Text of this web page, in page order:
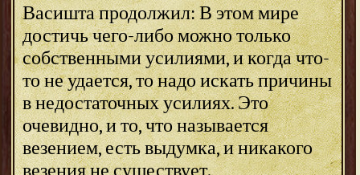
Васишта продолжил: В этом мире
достичь чего-либо можно только
собственными усилиями, и когда что-
то не удается, то надо искать причины
в недостаточных усилиях. Это
очевидно, и то, что называется
везением, есть выдумка, и никакого
везения не существует.